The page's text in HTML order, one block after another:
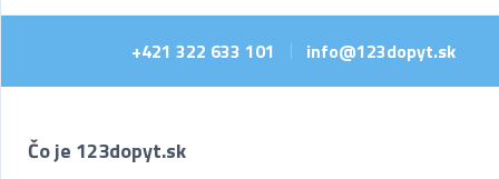
+421 322 633 101 info@123dopyt.sk
Čo je 123dopyt.sk